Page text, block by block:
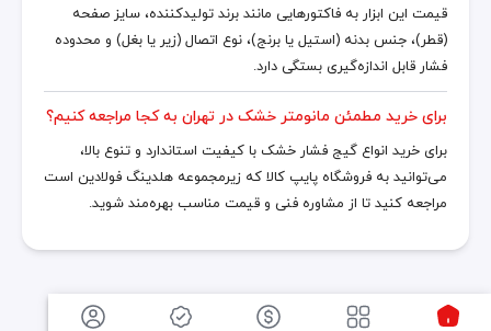
قیمت این ابزار به فاکتورهایی مانند برند تولیدکننده، سایز صفحه
(قطر)، جنس بدنه (استیل یا برنج)، نوع اتصال (زیر یا بغل) و محدوده
فشار قابل اندازه‌گیری بستگی دارد.
برای خرید مطمئن مانومتر خشک در تهران به کجا مراجعه کنیم؟
برای خرید انواع گیج فشار خشک با کیفیت استاندارد و تنوع بالا،
می‌توانید به فروشگاه پایپ کالا که زیرمجموعه هلدینگ فولادین است
مراجعه کنید تا از مشاوره فنی و قیمت مناسب بهره‌مند شوید.